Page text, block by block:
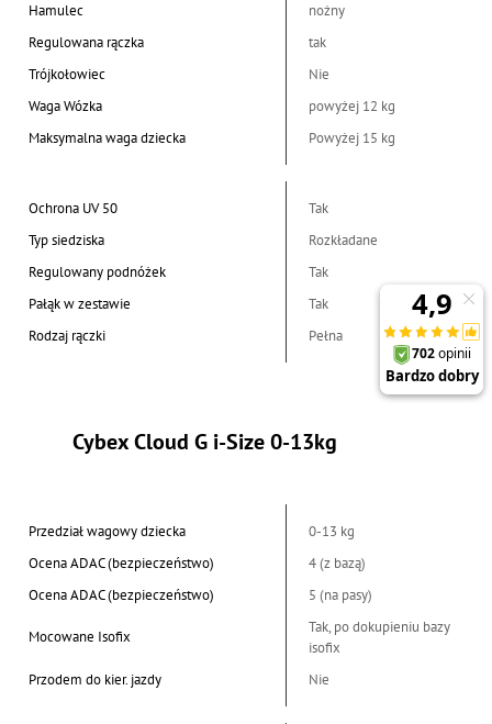
Hamulec
nożny
Regulowana rączka
tak
Trójkołowiec
Nie
Waga Wózka
powyżej 12 kg
Maksymalna waga dziecka
Powyżej 15 kg
Ochrona UV 50
Tak
Typ siedziska
Rozkładane
Regulowany podnóżek
Tak
Pałąk w zestawie
Tak
Rodzaj rączki
Pełna
Cybex Cloud G i-Size 0-13kg
Przedział wagowy dziecka
0-13 kg
Ocena ADAC (bezpieczeństwo)
4 (z bazą)
Ocena ADAC (bezpieczeństwo)
5 (na pasy)
Mocowane Isofix
Tak, po dokupieniu bazy
isofix
Przodem do kier. jazdy
Nie